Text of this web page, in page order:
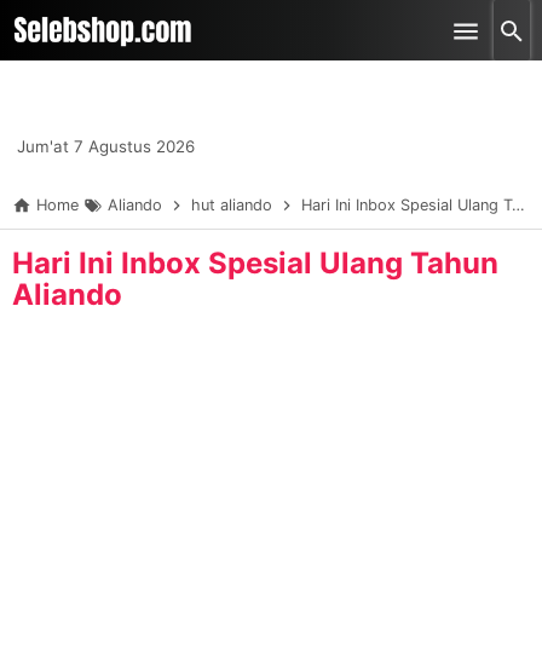
-->
Skip to main content
Jum'at 7 Agustus 2026
Home Aliando hut aliando Hari Ini Inbox Spesial Ulang Tahun Aliando
Hari Ini Inbox Spesial Ulang Tahun
Aliando